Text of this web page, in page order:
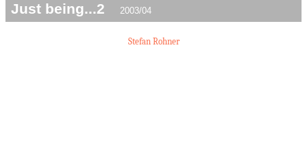
Just being...2 2003/04
Stefan Rohner